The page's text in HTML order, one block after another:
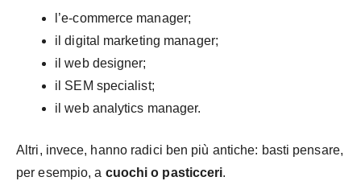
l’e-commerce manager;
il digital marketing manager;
il web designer;
il SEM specialist;
il web analytics manager.
Altri, invece, hanno radici ben più antiche: basti pensare,
per esempio, a cuochi o pasticceri.